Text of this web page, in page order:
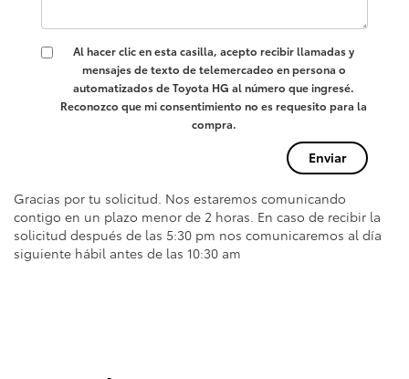
Al hacer clic en esta casilla, acepto recibir llamadas y
mensajes de texto de telemercadeo en persona o
automatizados de Toyota HG al número que ingresé.
Reconozco que mi consentimiento no es requesito para la
compra.
Gracias por tu solicitud. Nos estaremos comunicando
contigo en un plazo menor de 2 horas. En caso de recibir la
solicitud después de las 5:30 pm nos comunicaremos al día
siguiente hábil antes de las 10:30 am